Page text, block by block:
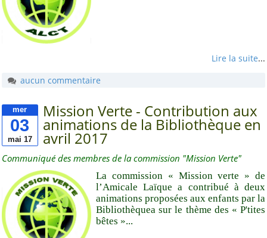
Saint-Lumine-de-
Clisson
Saint-Sébastien-sur-
Fédérations
FFCK
FFCK - Kpi
La Ligue 44 - FAL 44
La Ligue de
l'enseignement
La Ligue de
l'enseignement - PdL
UFOLEP
Lire la suite...
aucun commentaire
mer
03
mai 17
Mission Verte - Contribution aux
animations de la Bibliothèque en
avril 2017
Communiqué des membres de la commission "Mission Verte"
La commission « Mission verte » de
l’Amicale Laïque a contribué à deux
animations proposées aux enfants par la
Bibliothèquea sur le thème des « P'tites
bêtes »...